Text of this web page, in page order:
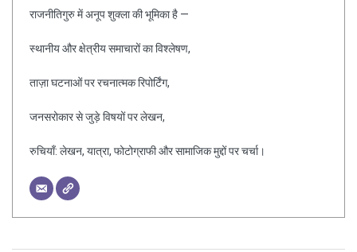
राजनीतिगुरु में अनूप शुक्ला की भूमिका है —
स्थानीय और क्षेत्रीय समाचारों का विश्लेषण,
ताज़ा घटनाओं पर रचनात्मक रिपोर्टिंग,
जनसरोकार से जुड़े विषयों पर लेखन,
रुचियाँ: लेखन, यात्रा, फोटोग्राफी और सामाजिक मुद्दों पर चर्चा।